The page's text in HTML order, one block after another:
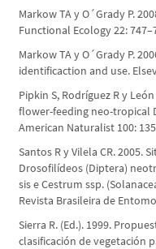
Markow TA y O´Grady P.
Functional Ecology 22:
Markow TA y O´Grady P.
identificaction and use.
Pipkin S, Rodríguez R y
flower-feeding neo-tropical
American Naturalist 100:
Santos R y Vilela CR. 2005.
Drosofilídeos (Diptera)
sis e Cestrum ssp.
Revista Brasileira de
Sierra R. (Ed.). 1999.
clasificación de vegetación